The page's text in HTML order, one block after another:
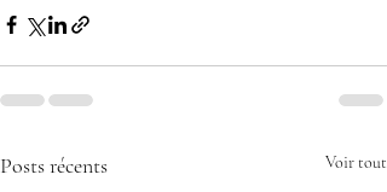
Posts récents Voir tout